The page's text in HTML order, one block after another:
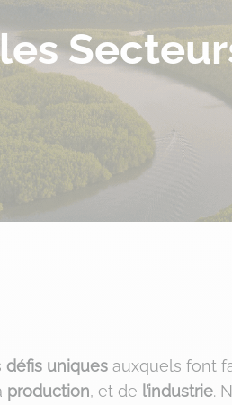
défis uniquesauxquels font
production, et de l’industrie.